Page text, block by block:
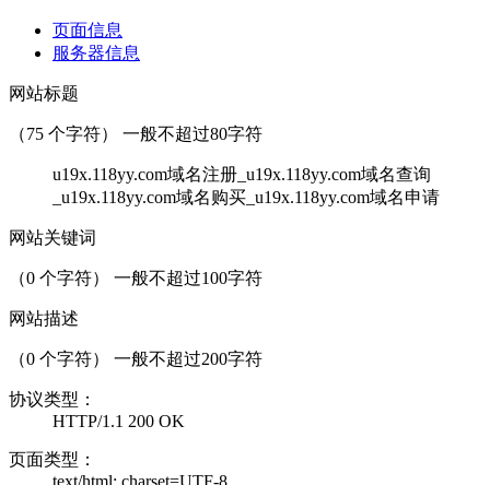
页面信息
服务器信息
网站标题
（75 个字符） 一般不超过80字符
u19x.118yy.com域名注册_u19x.118yy.com域名查询
_u19x.118yy.com域名购买_u19x.118yy.com域名申请
网站关键词
（0 个字符） 一般不超过100字符
网站描述
（0 个字符） 一般不超过200字符
协议类型：
HTTP/1.1 200 OK
页面类型：
text/html; charset=UTF-8